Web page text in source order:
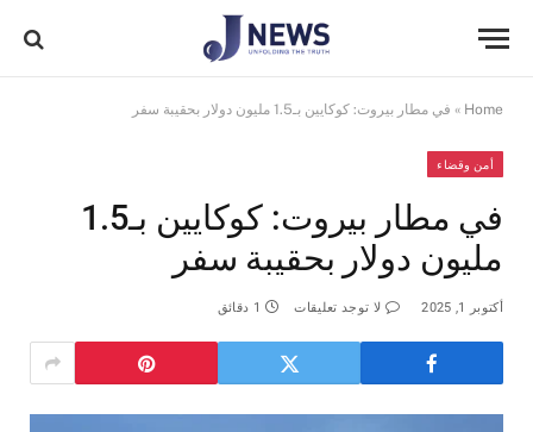
Home
» في مطار بيروت: كوكايين بـ1.5 مليون دولار بحقيبة سفر
أمن وقضاء
في مطار بيروت: كوكايين بـ1.5
مليون دولار بحقيبة سفر
أكتوبر 1, 2025 لا توجد تعليقات 1 دقائق